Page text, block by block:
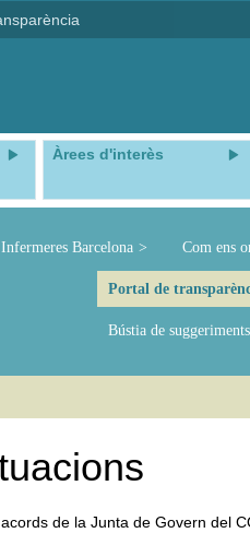
Àrees d'interès
Barcelona Com ens
Portal de
Bústia de suggeriments
de la Junta de Govern del